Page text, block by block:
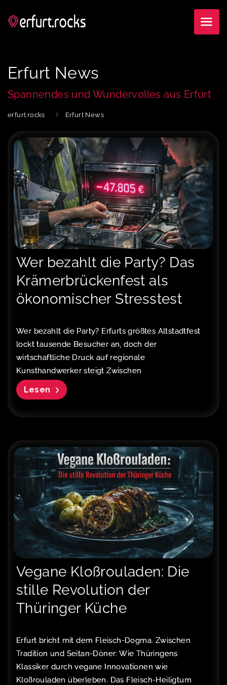
Erfurt News
Spannendes und Wundervolles aus Erfurt
erfurt.rocks Erfurt News
Wer bezahlt die Party? Das
Krämerbrückenfest als
ökonomischer Stresstest
Wer bezahlt die Party? Erfurts größtes Altstadtfest
lockt tausende Besucher an, doch der
wirtschaftliche Druck auf regionale
Kunsthandwerker steigt Zwischen
Lesen
Vegane Kloßrouladen: Die
stille Revolution der
Thüringer Küche
Erfurt bricht mit dem Fleisch-Dogma. Zwischen
Tradition und Seitan-Döner: Wie Thüringens
Klassiker durch vegane Innovationen wie
Kloßrouladen überleben. Das Fleisch-Heiligtum